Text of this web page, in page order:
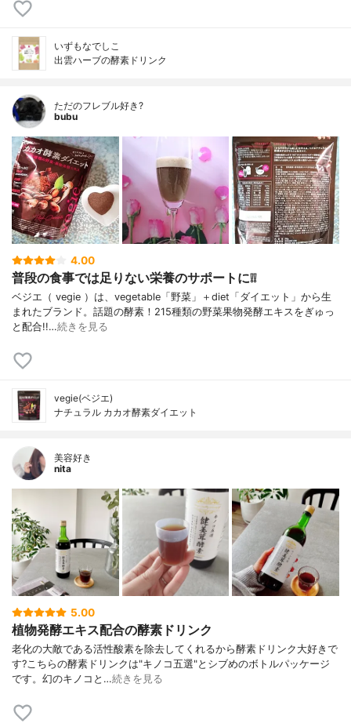
いずもなでしこ
出雲ハーブの酵素ドリンク
ただのフレブル好き?
bubu
4.00
普段の食事では足りない栄養のサポートに❕❕
ベジエ（ vegie ）は、vegetable「野菜」＋diet「ダイエット」から生
まれたブランド。話題の酵素！215種類の野菜果物発酵エキスをぎゅっ
と配合!!…続きを見る
vegie(ベジエ)
ナチュラル カカオ酵素ダイエット
美容好き
nita
5.00
植物発酵エキス配合の酵素ドリンク
老化の大敵である活性酸素を除去してくれるから 酵素ドリンク大好きで
す? こちらの酵素ドリンクは "キノコ五選"とシブめのボトルパッケージ
です。 幻のキノコと…続きを見る